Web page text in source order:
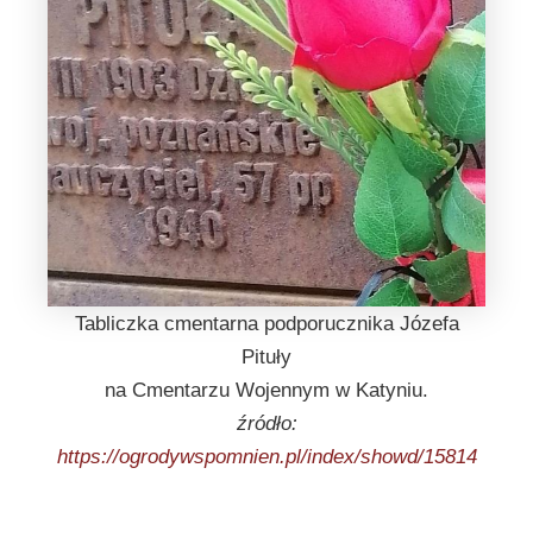
Tabliczka cmentarna podporucznika Józefa
Pituły
na Cmentarzu Wojennym w Katyniu.
źródło:
https://ogrodywspomnien.pl/index/showd/15814